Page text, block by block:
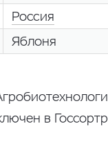
Россия
Яблоня
в